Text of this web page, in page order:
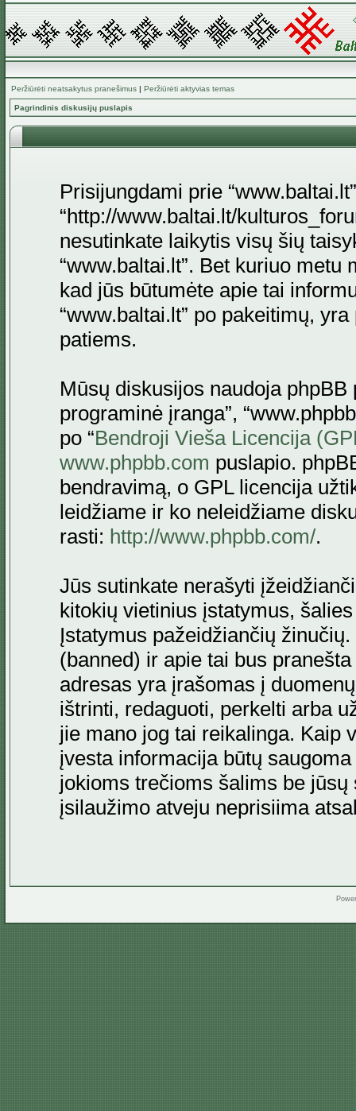
Peržiūrėti neatsakytus pranešimus | Peržiūrėti aktyvias temas
Pagrindinis diskusijų puslapis
Prisijungdami prie
“http://www.baltai.lt/
nesutinkate laikytis visų šių
“www.baltai.lt”. Bet kuriuo
kad jūs būtumėte apie tai
“www.baltai.lt” po pakeitimų,
patiems.
Mūsų diskusijos naudoja phpBB
programinė įranga”,
po “Bendroji Vieša Licencija
www.phpbb.com puslapio.
bendravimą, o GPL licencija
leidžiame ir ko neleidžiame
rasti: http://www.phpbb.com/.
Jūs sutinkate nerašyti
kitokių vietinius įstatymus,
Įstatymus pažeidžiančių
(banned) ir apie tai bus
adresas yra įrašomas į
ištrinti, redaguoti, perkelti arba
jie mano jog tai reikalinga. Kaip
įvesta informacija būtų
jokioms trečioms šalims be jūsų
įsilaužimo atveju neprisiima